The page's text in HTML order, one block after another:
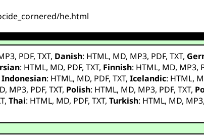
he.html
, PDF,TXT, Danish: HTML, MD, MP3, PDF,TXT,
: HTML, MD, PDF,TXT, Finnish: HTML, MD, MP3,
Indonesian: HTML, MD, PDF,TXT,Icelandic: HTML,
, MP3, PDF,TXT, Polish: HTML, MD, MP3, PDF,TXT,
,Thai: HTML, MD, PDF,TXT,Turkish: HTML, MD, MP3,